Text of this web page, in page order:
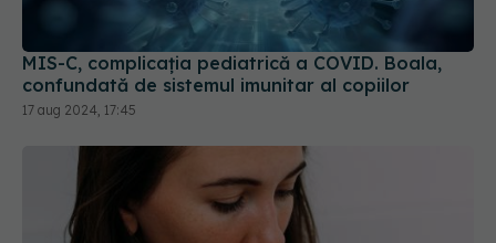
MIS-C, complicația pediatrică a COVID. Boala,
confundată de sistemul imunitar al copiilor
17 aug 2024, 17:45